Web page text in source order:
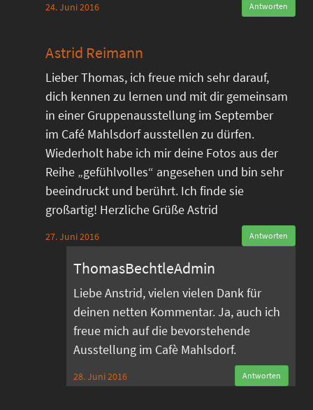
24. Juni 2016 Antworten
Astrid Reimann
Lieber Thomas, ich freue mich sehr darauf,
dich kennen zu lernen und mit dir gemeinsam
in einer Gruppenausstellung im September
im Café Mahlsdorf ausstellen zu dürfen.
Wiederholt habe ich mir deine Fotos aus der
Reihe „gefühlvolles“ angesehen und bin sehr
beeindruckt und berührt. Ich finde sie
großartig! Herzliche Grüße Astrid
27. Juni 2016 Antworten
ThomasBechtleAdmin
Liebe Anstrid, vielen vielen Dank für
deinen netten Kommentar. Ja, auch ich
freue mich auf die bevorstehende
Ausstellung im Cafè Mahlsdorf.
28. Juni 2016 Antworten